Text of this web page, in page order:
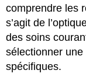
comprendre les
s’agit de
des soins
sélectionner
spécifiques.